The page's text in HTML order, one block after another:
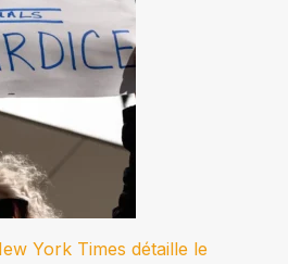
York Times détaille le